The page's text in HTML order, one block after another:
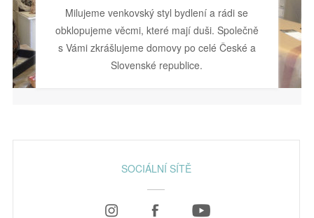
Milujeme venkovský styl bydlení a rádi se
obklopujeme věcmi, které mají duši. Společně
s Vámi zkrášlujeme domovy po celé České a
Slovenské republice.
SOCIÁLNÍ SÍTĚ